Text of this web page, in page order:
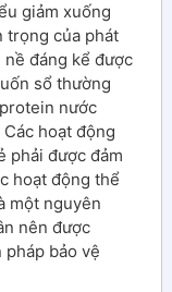
giảm xuống
trọng của phát
đáng kể được
sổ thường
nước
hoạt động
phải được đảm
hoạt động thể
một nguyên
nên được
bảo vệ